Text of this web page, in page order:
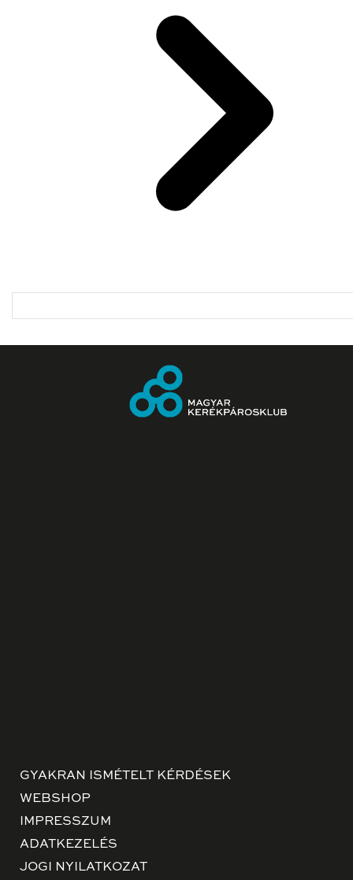
GYAKRAN ISMÉTELT KÉRDÉSEK
WEBSHOP
IMPRESSZUM
ADATKEZELÉS
JOGI NYILATKOZAT